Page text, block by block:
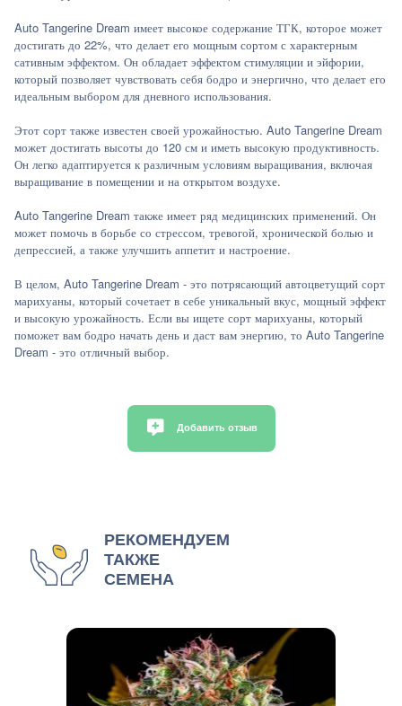
Auto Tangerine Dream имеет высокое содержание ТГК, которое может
достигать до 22%, что делает его мощным сортом с характерным
сативным эффектом. Он обладает эффектом стимуляции и эйфории,
который позволяет чувствовать себя бодро и энергично, что делает его
идеальным выбором для дневного использования.
Этот сорт также известен своей урожайностью. Auto Tangerine Dream
может достигать высоты до 120 см и иметь высокую продуктивность.
Он легко адаптируется к различным условиям выращивания, включая
выращивание в помещении и на открытом воздухе.
Auto Tangerine Dream также имеет ряд медицинских применений. Он
может помочь в борьбе со стрессом, тревогой, хронической болью и
депрессией, а также улучшить аппетит и настроение.
В целом, Auto Tangerine Dream - это потрясающий автоцветущий сорт
марихуаны, который сочетает в себе уникальный вкус, мощный эффект
и высокую урожайность. Если вы ищете сорт марихуаны, который
поможет вам бодро начать день и даст вам энергию, то Auto Tangerine
Dream - это отличный выбор.
Добавить отзыв
РЕКОМЕНДУЕМ
ТАКЖЕ
СЕМЕНА